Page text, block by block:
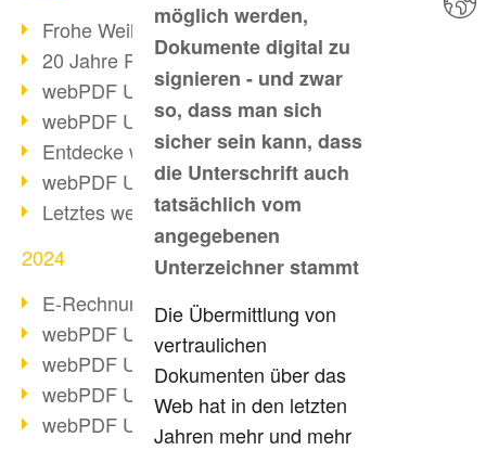
Frohe Weihnachten & Auszeit
20 Jahre PDF/A
webPDF Update 10.0.3
webPDF Update 10.0.2
Entdecke webPDF 10
webPDF Update 9.0.0.3655
Letztes webPDF 8 Update
2024
E-Rechnungsstellung ab 2025
webPDF Update 9.0.0.3584
webPDF Update 9.0.0.3479
webPDF Update 9.0.0.3361
webPDF Update 9.0.0.3264
möglich werden,
Dokumente digital zu
signieren - und zwar
so, dass man sich
sicher sein kann, dass
die Unterschrift auch
tatsächlich vom
angegebenen
Unterzeichner stammt
Die Übermittlung von
vertraulichen
Dokumenten über das
Web hat in den letzten
Jahren mehr und mehr